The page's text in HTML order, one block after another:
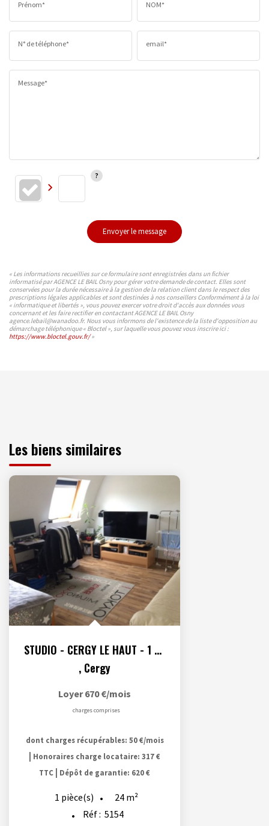
Prénom* NOM*
N° de téléphone* email*
Message*
Envoyer le message
« Les informations recueillies sur ce formulaire sont enregistrées dans un fichier
informatisé par AGENCE LE BAIL Osny pour gérer votre demande de contact. Elles sont
conservées pour la durée nécessaire à la gestion de la relation client dans le respect des
prescriptions légales applicables et sont destinées à nos conseillers Conformément à la loi
« informatique et libertés », vous pouvez exercer votre droit d'accès aux données vous
concernant et les faire rectifier en contactant AGENCE LE BAIL Osny
agence.lebail@wanadoo.fr. Nous vous informons de l'existence de la liste d'opposition au
démarchage téléphonique « Bloctel », sur laquelle vous pouvez vous inscrire ici :
https://www.bloctel.gouv.fr/»
Les biens similaires
STUDIO - CERGY LE HAUT - 1 pièce(s) - 24.4 m2- Parking en...
, Cergy
Loyer 670 €/mois
charges comprises
dont charges récupérables: 50 €/mois
| Honoraires charge locataire: 317 €
TTC | Dépôt de garantie: 620 €
1 pièce(s) 24 m²
Réf : 5154